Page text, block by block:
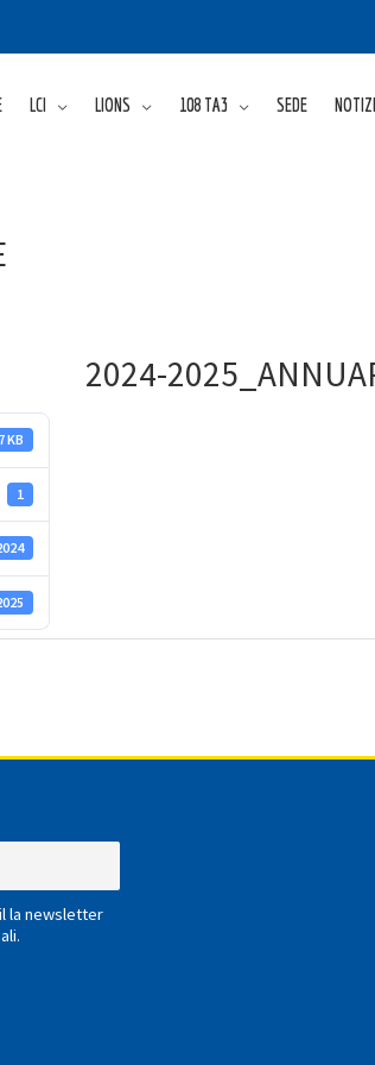
LCI LIONS 108 TA3 SEDE
KB
1
2024-
la newsletter